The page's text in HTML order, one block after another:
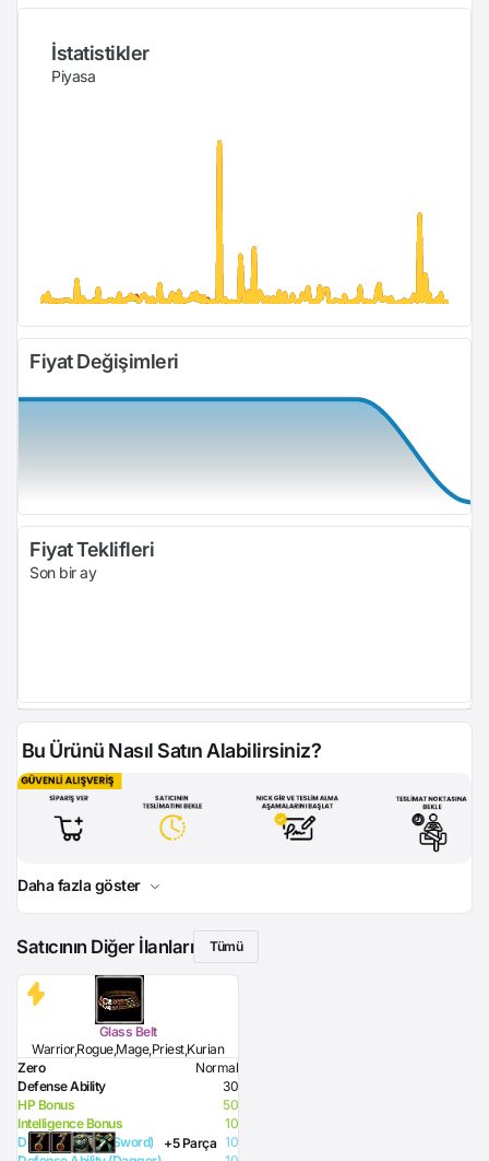
İstatistikler
Piyasa
Fiyat Değişimleri
Fiyat Teklifleri
Son bir ay
Bu Ürünü Nasıl Satın Alabilirsiniz?
Daha fazla göster
Satıcının Diğer İlanları Tümü
Glass Belt
Warrior,Rogue,Mage,Priest,Kurian
Zero
Normal
Defense Ability
30
HP Bonus
50
Intelligence Bonus
10
Defense Ability (Sword)
10
+5 Parça